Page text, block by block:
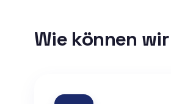
Wie können